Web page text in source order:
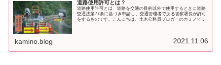
道路使用許可とは？
道路使用許可とは、道路を交通の目的以外で使用するときに道路
交通法第77条に基づき申請し、交通管理者である警察署長が許可
をするものです。こんにちは。土木公務員ブロガーのカミノで
kamino.blog 2021.11.06